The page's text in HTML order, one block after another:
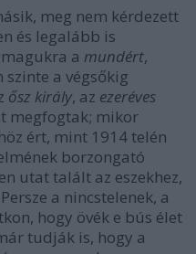
meg nem kérdezett
és legalább is
a mundért,
a végsőkig
ősz király, az ezeréves
megfogtak; mikor
ért, mint 1914 telén
borzongató
utat talált az eszekhez,
a nincstelenek, a
hogy övék e bús élet
tudják is, hogy a